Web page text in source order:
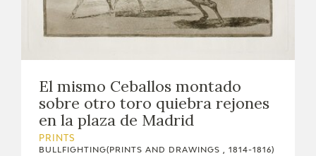
ACTIVIDADES
ACTUALIDAD
El mismo Ceballos montado
sobre otro toro quiebra rejones
en la plaza de Madrid
PRINTS
BULLFIGHTING(PRINTS AND DRAWINGS , 1814-1816)